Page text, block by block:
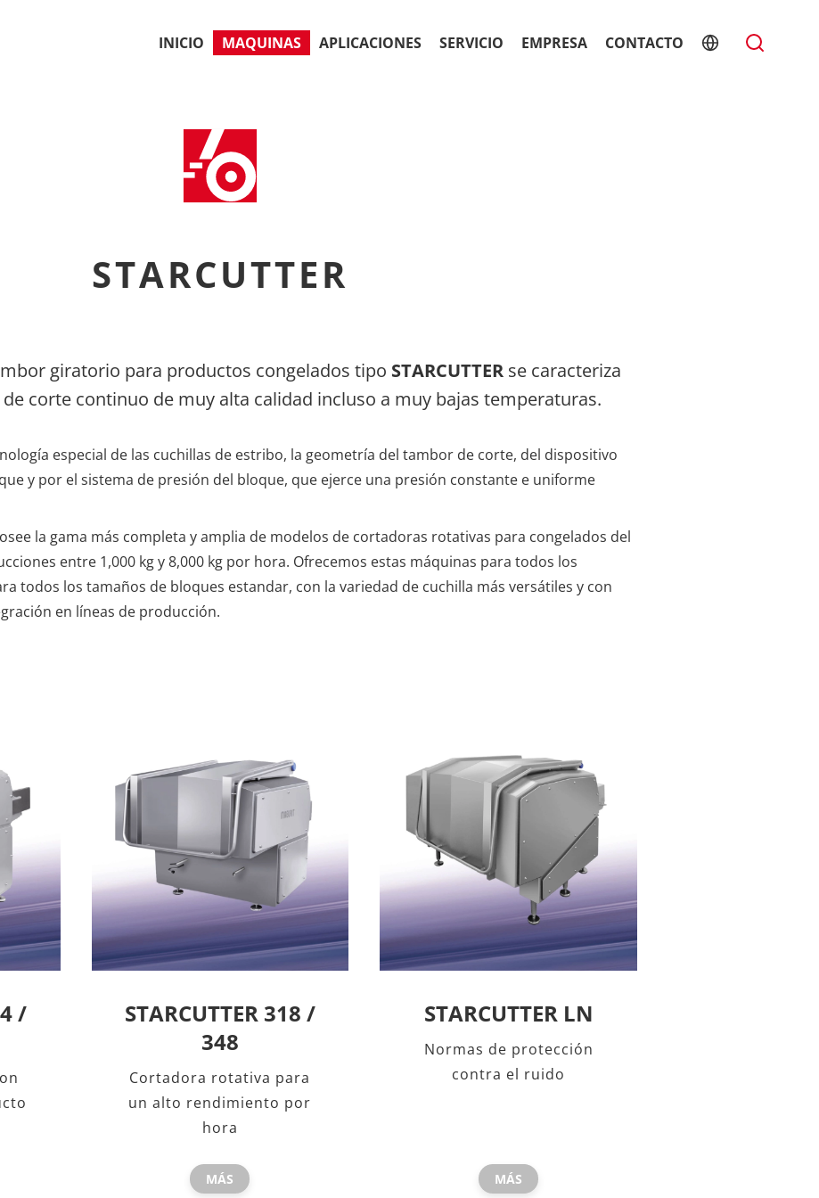
INICIO MAQUINAS APLICACIONES SERVICIO EMPRESA CONTACTO
STARCUTTER
giratorio para productos congelados tipo STARCUTTER se caracteriza
corte continuo de muy alta calidad incluso a muy bajas temperaturas.
especial de las cuchillas de estribo, la geometría del tambor de corte, del dispositivo
y por el sistema de presión del bloque, que ejerce una presión constante e uniforme
la gama más completa y amplia de modelos de cortadoras rotativas para congelados del
entre 1,000 kg y 8,000 kg por hora. Ofrecemos estas máquinas para todos los
todos los tamaños de bloques estandar, con la variedad de cuchilla más versátiles y con
en líneas de producción.
/
STARCUTTER 318 /
348
Cortadora rotativa para
un alto rendimiento por
hora
MÁS
STARCUTTER LN
Normas de protección
contra el ruido
MÁS